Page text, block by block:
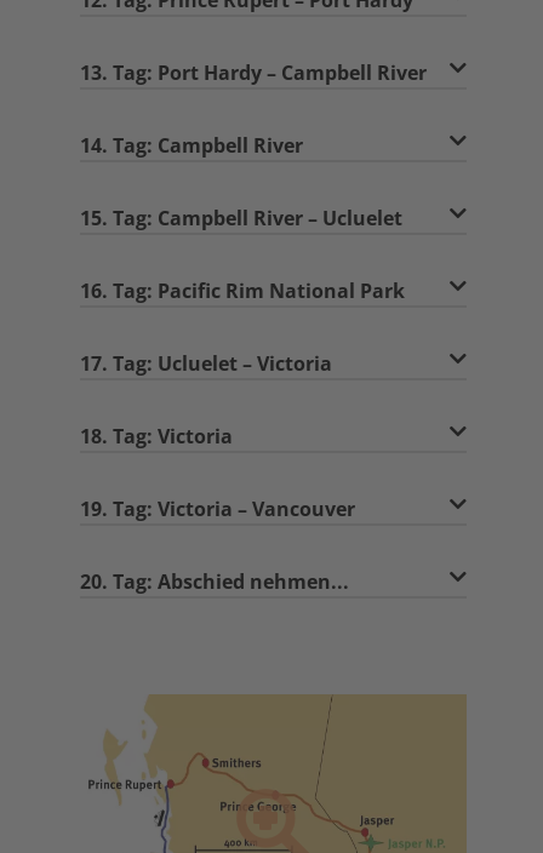
13. Tag: Port Hardy – Campbell River
14. Tag: Campbell River
15. Tag: Campbell River – Ucluelet
16. Tag: Pacific Rim National Park
17. Tag: Ucluelet – Victoria
18. Tag: Victoria
19. Tag: Victoria – Vancouver
20. Tag: Abschied nehmen...